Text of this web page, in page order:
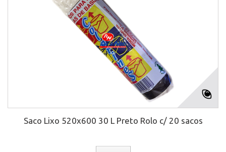
Saco Lixo 520x600 30 L Preto Rolo c/ 20 sacos